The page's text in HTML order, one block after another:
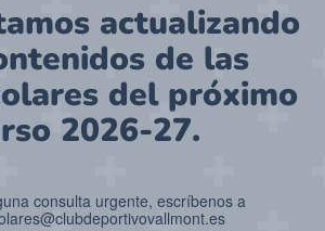
actualizando
de las
del próximo
2026-27.
consulta urgente, escríbenos a